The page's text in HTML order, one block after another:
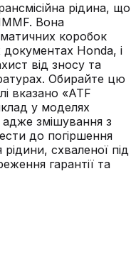
рідина, що
Вона
коробок
документах Honda, і
від зносу та
Обирайте цю
вказано «ATF
у моделях
змішування з
до погіршення
схваленої під
гарантії та